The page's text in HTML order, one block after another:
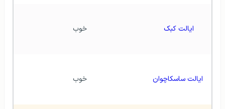
ایالت کبک خوب
خوب